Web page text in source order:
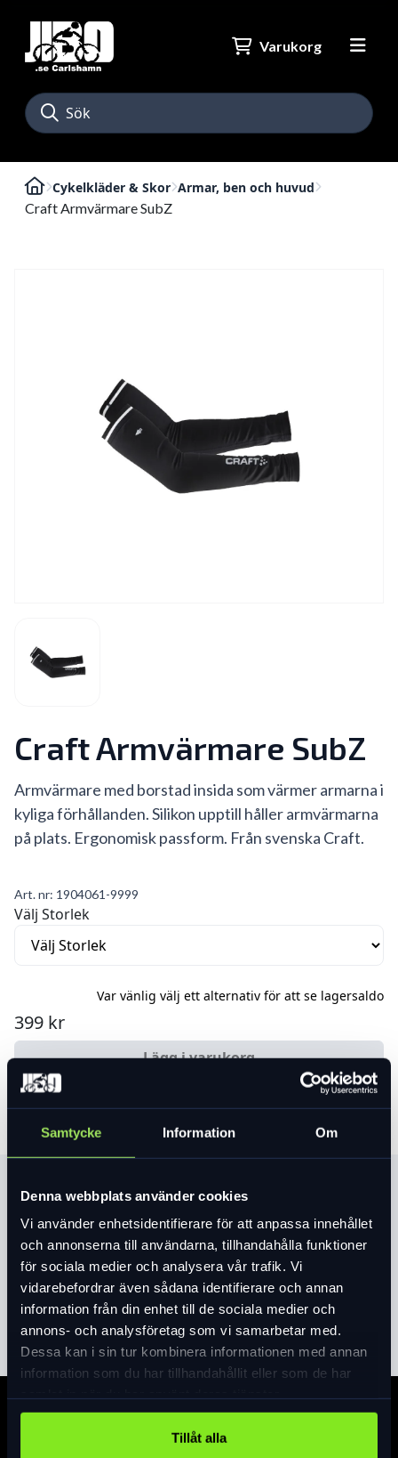
Samtycke Information Om
Denna webbplats använder cookies
Vi använder enhetsidentifierare för att anpassa innehållet
och annonserna till användarna, tillhandahålla funktioner
för sociala medier och analysera vår trafik. Vi
vidarebefordrar även sådana identifierare och annan
information från din enhet till de sociala medier och
annons- och analysföretag som vi samarbetar med.
Dessa kan i sin tur kombinera informationen med annan
information som du har tillhandahållit eller som de har
Tillåt alla
Varukorg
Cykelkläder & Skor Armar, ben och huvud
Craft Armvärmare SubZ
Craft Armvärmare SubZ
Armvärmare med borstad insida som värmer armarna i
kyliga förhållanden. Silikon upptill håller armvärmarna
på plats. Ergonomisk passform. Från svenska Craft.
Art. nr: 1904061-9999
Välj Storlek
Var vänlig välj ett alternativ för att se lagersaldo
399 kr
Lägg i varukorg
Produktinformation
Material:
88% Polyester-Recycled, 12% Elastane
Vikt:
245 g/m2
Kön:
Unisex
Läs merexpand_more
Specifikation